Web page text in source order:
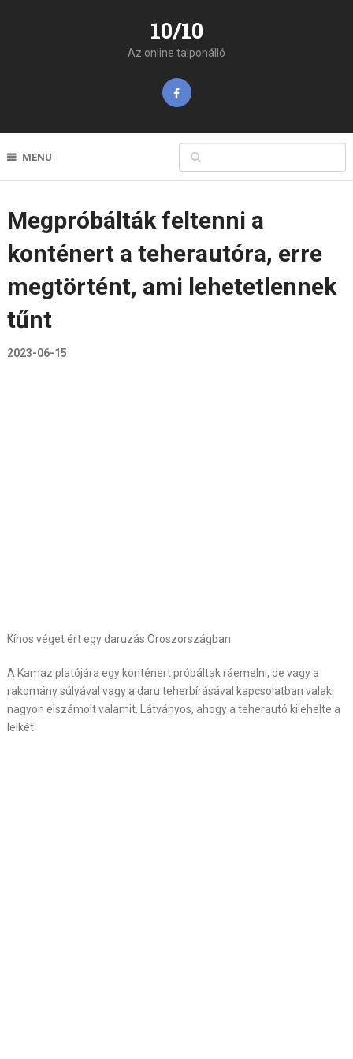
10/10
Az online talponálló
MENU
Megpróbálták feltenni a
konténert a teherautóra, erre
megtörtént, ami lehetetlennek
tűnt
2023-06-15
Kínos véget ért egy daruzás Oroszországban.
A Kamaz platójára egy konténert próbáltak ráemelni, de vagy a
rakomány súlyával vagy a daru teherbírásával kapcsolatban valaki
nagyon elszámolt valamit. Látványos, ahogy a teherautó kilehelte a
lelkét.